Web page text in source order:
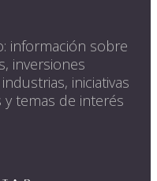
información sobre
inversiones
iniciativas
temas de interés